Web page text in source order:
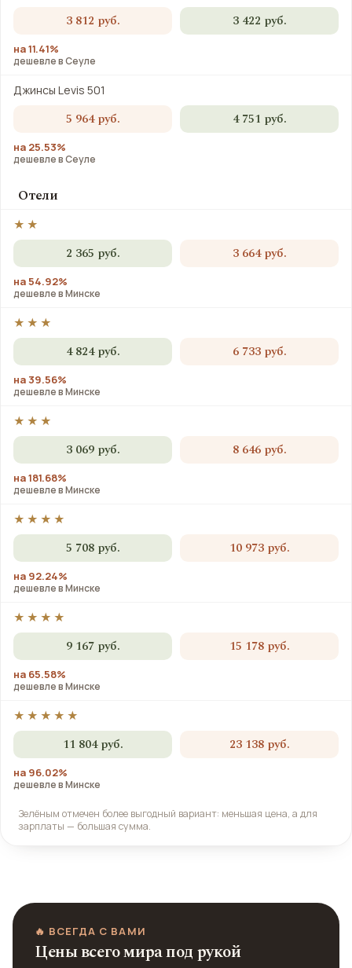
3 812 руб. 3 422 руб.
на 11.41%
дешевле в Сеуле
Джинсы Levis 501
5 964 руб. 4 751 руб.
на 25.53%
дешевле в Сеуле
Отели
★★
2 365 руб. 3 664 руб.
на 54.92%
дешевле в Минске
★★★
4 824 руб. 6 733 руб.
на 39.56%
дешевле в Минске
★★★
3 069 руб. 8 646 руб.
на 181.68%
дешевле в Минске
★★★★
5 708 руб. 10 973 руб.
на 92.24%
дешевле в Минске
★★★★
9 167 руб. 15 178 руб.
на 65.58%
дешевле в Минске
★★★★★
11 804 руб. 23 138 руб.
на 96.02%
дешевле в Минске
Зелёным отмечен более выгодный вариант: меньшая цена, а для
зарплаты — большая сумма.
🔥 ВСЕГДА С ВАМИ
Цены всего мира под рукой